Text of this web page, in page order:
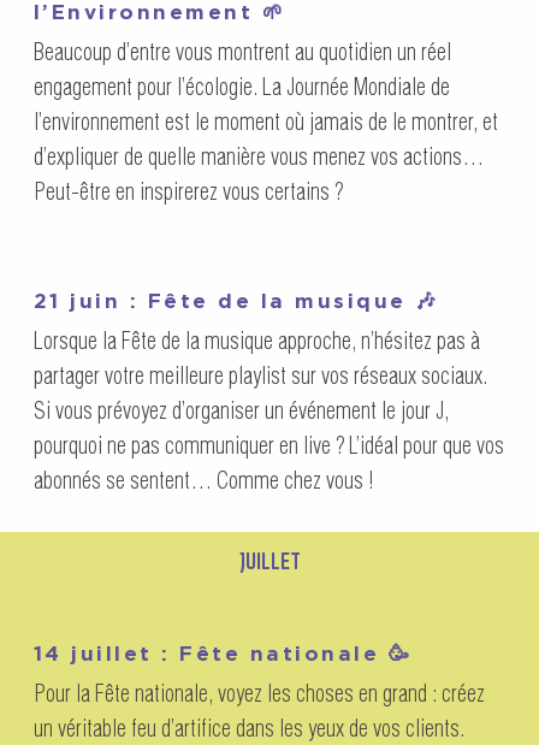
l’Environnement 🌱
Beaucoup d’entre vous montrent au quotidien un réel
engagement pour l’écologie. La Journée Mondiale de
l’environnement est le moment où jamais de le montrer, et
d’expliquer de quelle manière vous menez vos actions…
Peut-être en inspirerez vous certains ?
21 juin : Fête de la musique 🎶
Lorsque la Fête de la musique approche, n’hésitez pas à
partager votre meilleure playlist sur vos réseaux sociaux.
Si vous prévoyez d’organiser un événement le jour J,
pourquoi ne pas communiquer en live ? L’idéal pour que vos
abonnés se sentent… Comme chez vous !
JUILLET
14 juillet : Fête nationale 🥳
Pour la Fête nationale, voyez les choses en grand : créez
un véritable feu d’artifice dans les yeux de vos clients.